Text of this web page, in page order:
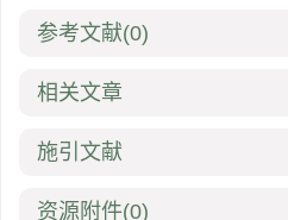
参考文献(0)
相关文章
施引文献
资源附件(0)